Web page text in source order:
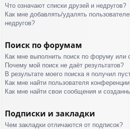
Что означают списки друзей и недругов?
Как мне добавлять/удалять
недругов?
Поиск по форумам
Как мне выполнить поиск по форуму
Почему мой поиск не даёт результатов?
В результате моего поиска я получил
Как мне найти пользователя
Как мне найти свои сообщения и
Подписки и закладки
Чем закладки отличаются от подписок?